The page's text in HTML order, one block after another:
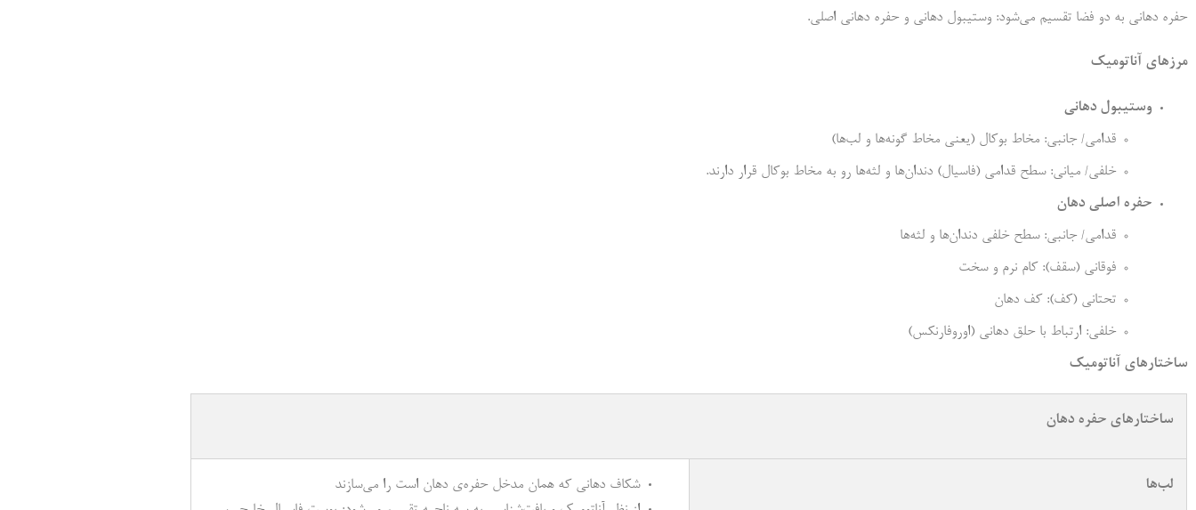
حفره دهانی به دو فضا تقسیم می‌شود: وستیبول دهانی و حفره دهانی اصلی.
مرزهای آناتومیک
وستیبول دهانی
قدامی/ جانبی: مخاط بوکال (یعنی مخاط گونه‌ها و لب‌ها)
خلفی/ میانی: سطح قدامی (فاسیال) دندان‌ها و لثه‌ها رو به مخاط بوکال قرار دارند.
حفره اصلی دهان
قدامی/ جانبی: سطح خلفی دندان‌ها و لثه‌ها
فوقانی (سقف): کام نرم و سخت
تحتانی (کف): کف دهان
خلفی: ارتباط با حلق دهانی (اوروفارنکس)
ساختارهای آناتومیک
ساختارهای حفره دهان
لب‌ها
شکاف دهانی که همان مدخل حفره‌ی دهان است را می‌سازند